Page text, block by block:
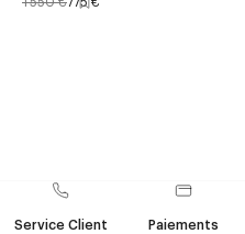
Service Client
Paiements